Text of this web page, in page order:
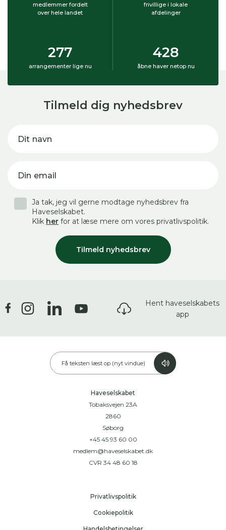
medlemmer fordelt
over hele landet
frivillige i lokale
afdelinger
277
arrangementer lige nu
428
åbne haver netop nu
Tilmeld dig nyhedsbrev
Dit navn
Din email
Tilmeld nyhedsbrev
Ja tak, jeg vil gerne modtage nyhedsbrev fra
Haveselskabet.
Klik her for at læse mere om vores privatlivspolitik.
Hent haveselskabets
app
Få teksten læst op (nyt vindue)
Haveselskabet
Tobaksvejen 23A
2860
Søborg
+45 45 93 60 00
medlem@haveselskabet.dk
CVR 34 48 60 18
Privatlivspolitik
Cookiepolitik